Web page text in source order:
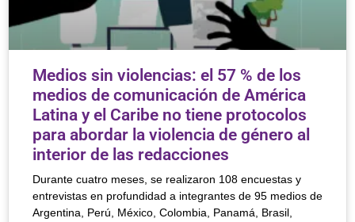
Medios sin violencias: el 57 % de los
medios de comunicación de América
Latina y el Caribe no tiene protocolos
para abordar la violencia de género al
interior de las redacciones
Durante cuatro meses, se realizaron 108 encuestas y
entrevistas en profundidad a integrantes de 95 medios de
Argentina, Perú, México, Colombia, Panamá, Brasil,